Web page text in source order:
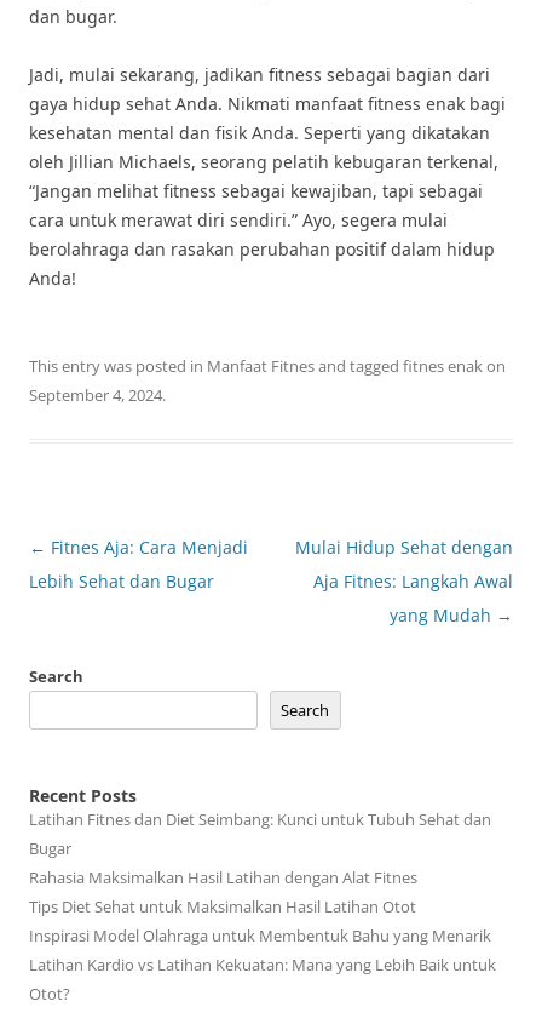
dan bugar.
Jadi, mulai sekarang, jadikan fitness sebagai bagian dari
gaya hidup sehat Anda. Nikmati manfaat fitness enak bagi
kesehatan mental dan fisik Anda. Seperti yang dikatakan
oleh Jillian Michaels, seorang pelatih kebugaran terkenal,
“Jangan melihat fitness sebagai kewajiban, tapi sebagai
cara untuk merawat diri sendiri.” Ayo, segera mulai
berolahraga dan rasakan perubahan positif dalam hidup
Anda!
This entry was posted in Manfaat Fitnesand tagged fitnes enakon
September 4, 2024.
Post
navigation
← Fitnes Aja: Cara Menjadi
Lebih Sehat dan Bugar
Mulai Hidup Sehat dengan
Aja Fitnes: Langkah Awal
yang Mudah →
Search
Search
Recent Posts
Latihan Fitnes dan Diet Seimbang: Kunci untuk Tubuh Sehat dan
Bugar
Rahasia Maksimalkan Hasil Latihan dengan Alat Fitnes
Tips Diet Sehat untuk Maksimalkan Hasil Latihan Otot
Inspirasi Model Olahraga untuk Membentuk Bahu yang Menarik
Latihan Kardio vs Latihan Kekuatan: Mana yang Lebih Baik untuk
Otot?